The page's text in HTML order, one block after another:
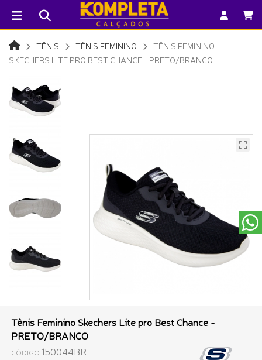
TÊNIS TÊNIS FEMININO
TÊNIS FEMININO
SKECHERS LITE PRO BEST CHANCE - PRETO/BRANCO
Tênis Feminino Skechers Lite pro Best Chance -
PRETO/BRANCO
CÓDIGO 150044BR